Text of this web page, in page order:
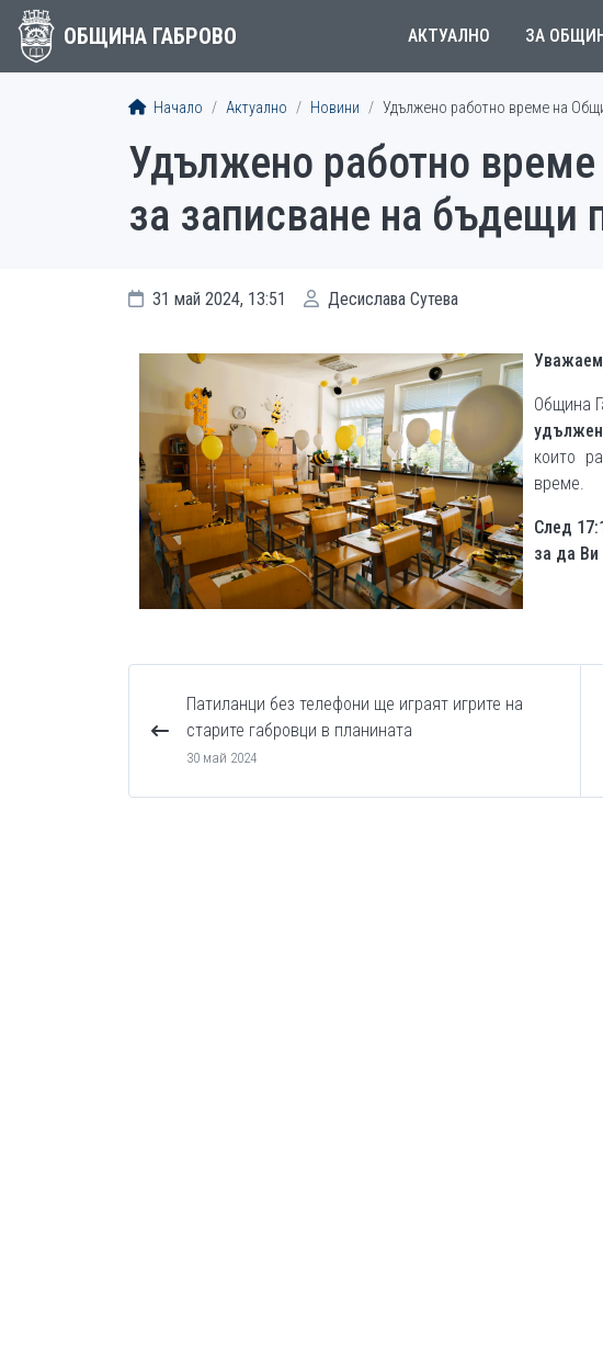
ОБЩИНА ГАБРОВО АКТУАЛНО ЗА
Начало Актуално Новини Удължено работно време на
Удължено работно
за записване на бъдещи
31 май 2024, 13:51 Десислава Сутева
Община
които
време.
След
за да
Патиланци без телефони ще играят игрите на
старите габровци в планината
30 май 2024